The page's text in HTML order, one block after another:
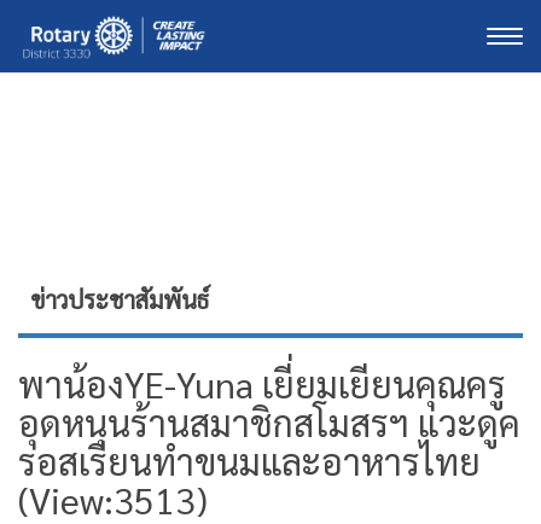
ข่าวประชาสัมพันธ์
พาน้องYE-Yuna เยี่ยมเยียนคุณครู
อุดหนุนร้านสมาชิกสโมสรฯ แวะดูค
รอสเรียนทำขนมและอาหารไทย
(View:3513)